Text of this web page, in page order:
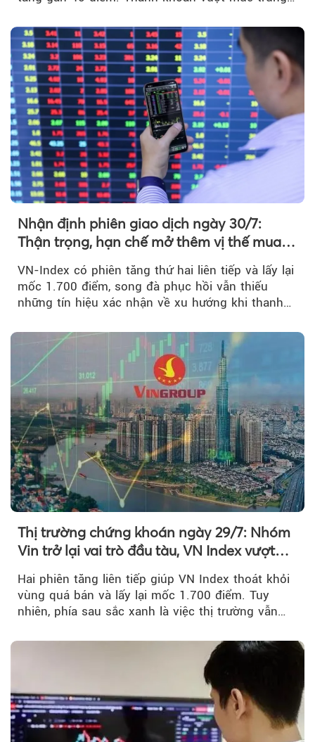
Nhận định phiên giao dịch ngày 30/7:
Thận trọng, hạn chế mở thêm vị thế mua
VN-Index có phiên tăng thứ hai liên tiếp và lấy lại
mốc 1.700 điểm, song đà phục hồi vẫn thiếu
những tín hiệu xác nhận về xu hướng khi thanh
Thị trường chứng khoán ngày 29/7: Nhóm
Vin trở lại vai trò đầu tàu, VN Index vượt
Hai phiên tăng liên tiếp giúp VN Index thoát khỏi
vùng quá bán và lấy lại mốc 1.700 điểm. Tuy
nhiên, phía sau sắc xanh là việc thị trường vẫn
tiền vẫn chưa thực sự trở lại.